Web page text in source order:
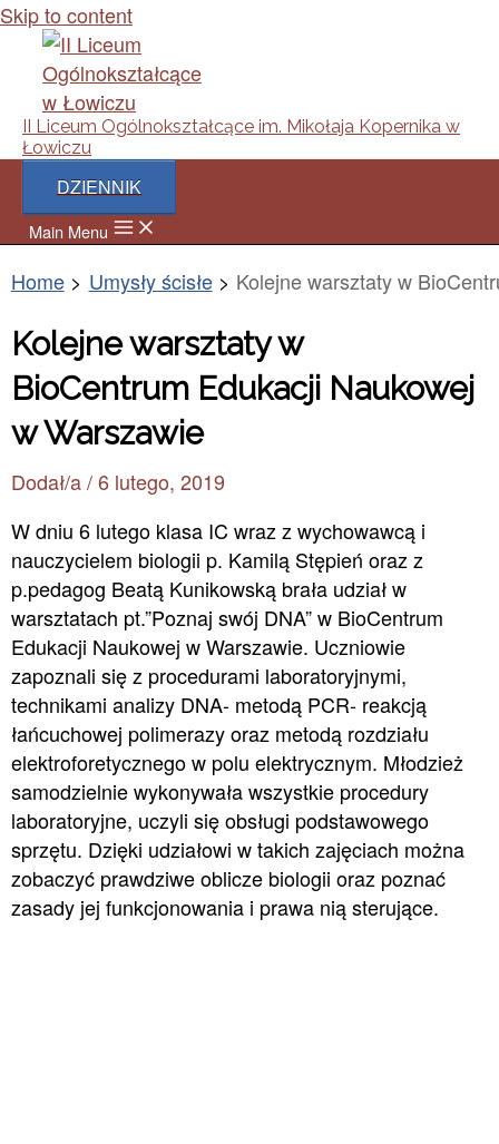
Skip to content
II Liceum Ogólnokształcące im. Mikołaja Kopernika w
Łowiczu
DZIENNIK
Main Menu
Home Umysły ścisłe Kolejne warsztaty w
Kolejne warsztaty w
BioCentrum Edukacji Naukowej
w Warszawie
Dodał/a /6 lutego, 2019
W dniu 6 lutego klasa IC wraz z wychowawcą i
nauczycielem biologii p. Kamilą Stępień oraz z
p.pedagog Beatą Kunikowską brała udział w
warsztatach pt.”Poznaj swój DNA” w BioCentrum
Edukacji Naukowej w Warszawie. Uczniowie
zapoznali się z procedurami laboratoryjnymi,
technikami analizy DNA- metodą PCR- reakcją
łańcuchowej polimerazy oraz metodą rozdziału
elektroforetycznego w polu elektrycznym. Młodzież
samodzielnie wykonywała wszystkie procedury
laboratoryjne, uczyli się obsługi podstawowego
sprzętu. Dzięki udziałowi w takich zajęciach można
zobaczyć prawdziwe oblicze biologii oraz poznać
zasady jej funkcjonowania i prawa nią sterujące.